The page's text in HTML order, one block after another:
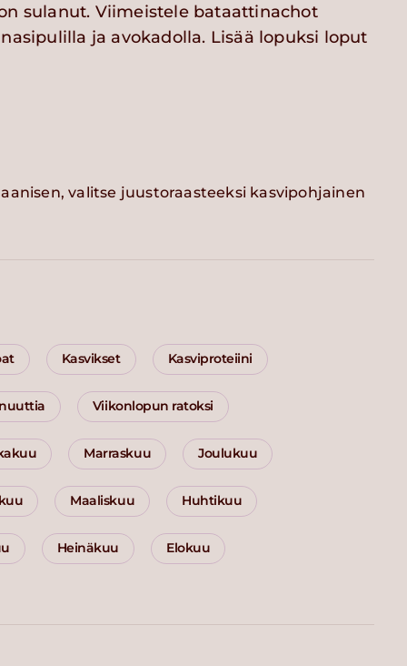
sulanut. Viimeistele bataattinachot
ja avokadolla. Lisää lopuksi loput
valitse juustoraasteeksi kasvipohjainen
Kasvikset Kasviproteiini
Viikonlopun ratoksi
Marraskuu Joulukuu
Maaliskuu Huhtikuu
Heinäkuu Elokuu